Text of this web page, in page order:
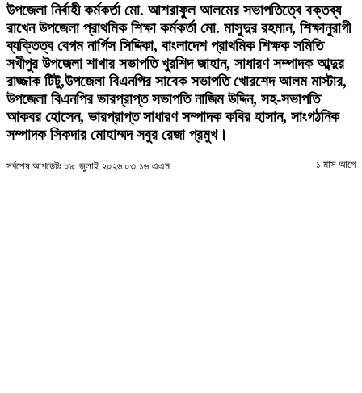
উপজেলা নির্বাহী কর্মকর্তা মো. আশরাফুল আলমের সভাপতিত্বে বক্তব্য
রাখেন উপজেলা প্রাথমিক শিক্ষা কর্মকর্তা মো. মাসুদুর রহমান, শিক্ষানুরাগী
ব্যক্তিত্ব বেগম নার্গিস সিদ্দিকা, বাংলাদেশ প্রাথমিক শিক্ষক সমিতি
সখীপুর উপজেলা শাখার সভাপতি খুরশিদ জাহান, সাধারণ সম্পাদক আব্দুর
রাজ্জাক টিটু,উপজেলা বিএনপির সাবেক সভাপতি খোরশেদ আলম মাস্টার,
উপজেলা বিএনপির ভারপ্রাপ্ত সভাপতি নাজিম উদ্দিন, সহ-সভাপতি
আকবর হোসেন, ভারপ্রাপ্ত সাধারণ সম্পাদক কবির হাসান, সাংগঠনিক
সম্পাদক সিকদার মোহাম্মদ সবুর রেজা প্রমুখ।
সর্বশেষ আপডেটঃ ০৯. জুলাই ২০২৬ ০৩:১৬:এএম ১ মাস আগে